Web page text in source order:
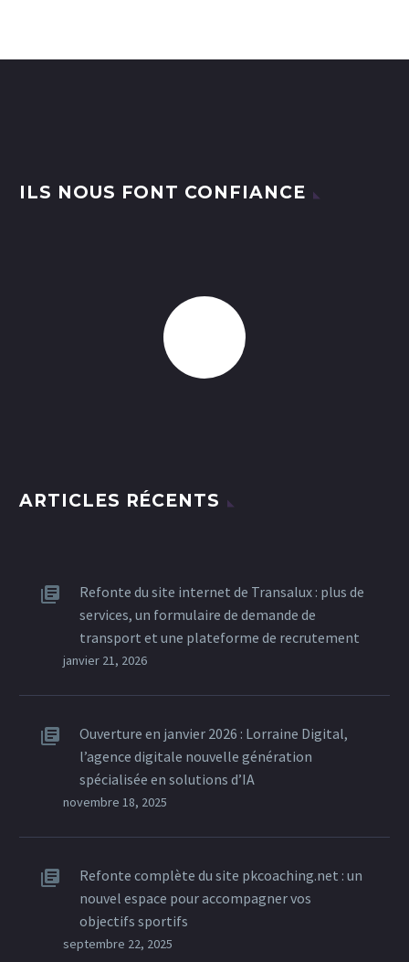
ILS NOUS FONT CONFIANCE
ARTICLES RÉCENTS
Refonte du site internet de Transalux : plus de
services, un formulaire de demande de
transport et une plateforme de recrutement
janvier 21, 2026
Ouverture en janvier 2026 : Lorraine Digital,
l’agence digitale nouvelle génération
spécialisée en solutions d’IA
novembre 18, 2025
Refonte complète du site pkcoaching.net : un
nouvel espace pour accompagner vos
objectifs sportifs
septembre 22, 2025